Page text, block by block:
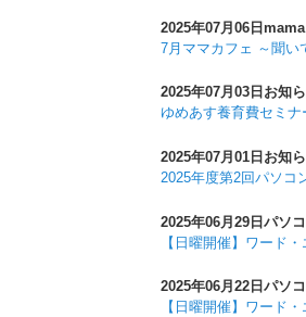
2025年07月06日
7月ママカフェ ～聞い
2025年07月03日 お知
ゆめあす養育費セミナ
2025年07月01日 お知
2025年度第2回パソコ
2025年06月29日パソ
【日曜開催】ワード
2025年06月22日 パソ
【日曜開催】ワード